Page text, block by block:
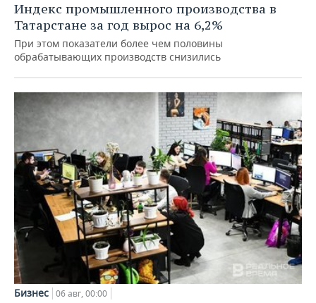
Индекс промышленного производства в
Татарстане за год вырос на 6,2%
При этом показатели более чем половины
обрабатывающих производств снизились
Бизнес 06 авг, 00:00